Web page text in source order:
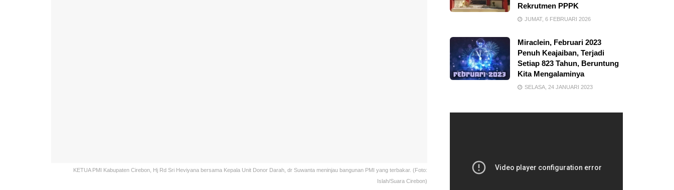
KETUA PMI Kabupaten Cirebon, Hj Rd Sri Heviyana bersama Kepala Unit Donor Darah, dr Suwanta meninjau bangunan PMI yang terbakar. (Foto:
Islah/Suara Cirebon)
Rekrutmen PPPK
JUMAT, 6 FEBRUARI 2026
Miraclein, Februari 2023
Penuh Keajaiban, Terjadi
Setiap 823 Tahun, Beruntung
Kita Mengalaminya
SELASA, 24 JANUARI 2023